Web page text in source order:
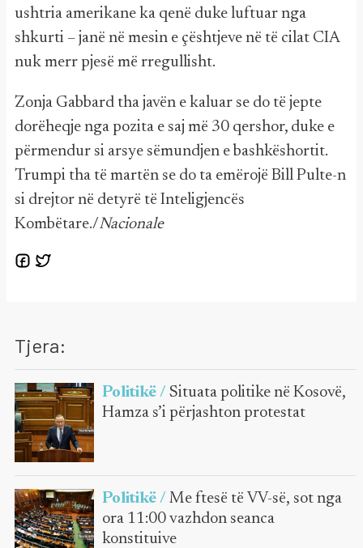
ushtria amerikane ka qenë duke luftuar nga
shkurti – janë në mesin e çështjeve në të cilat CIA
nuk merr pjesë më rregullisht.
Zonja Gabbard tha javën e kaluar se do të jepte
dorëheqje nga pozita e saj më 30 qershor, duke e
përmendur si arsye sëmundjen e bashkëshortit.
Trumpi tha të martën se do ta emërojë Bill Pulte-n
si drejtor në detyrë të Inteligjencës
Kombëtare./Nacionale
Tjera:
Politikë / Situata politike në Kosovë,
Hamza s’i përjashton protestat
Politikë / Me ftesë të VV-së, sot nga
ora 11:00 vazhdon seanca
konstituive